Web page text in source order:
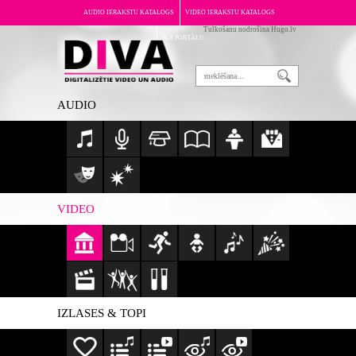
AUDIO IERAKSTU KATALOGS VIDEO IERAKSTU KATALOGS
PAR PORTĀLU
Tulkošanu nodrošina Hugo.lv
AUDIO
VIDEO
IZLASES & TOPI